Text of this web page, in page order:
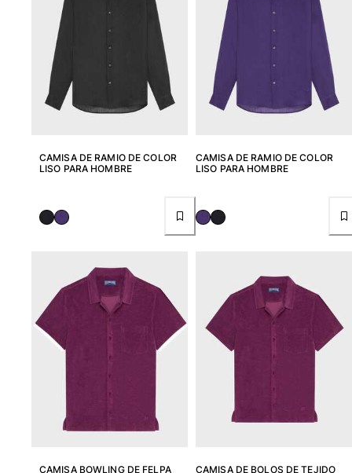
CAMISA DE RAMIO DE COLOR
LISO PARA HOMBRE
CAMISA DE RAMIO DE COLOR
LISO PARA HOMBRE
CAMISA BOWLING DE FELPA
CAMISA DE BOLOS DE TEJIDO